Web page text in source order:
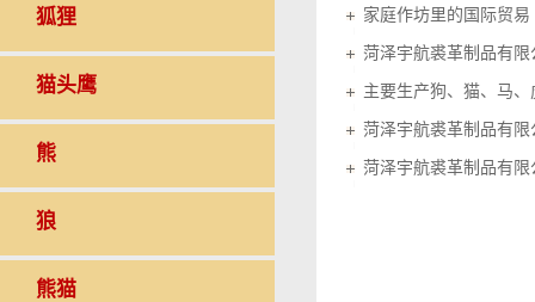
狐狸
猫头鹰
熊
狼
熊猫
家庭作坊里的国际贸易
菏泽宇航裘革制品有
菏泽宇航裘革制品有限
菏泽宇航裘革制品有限